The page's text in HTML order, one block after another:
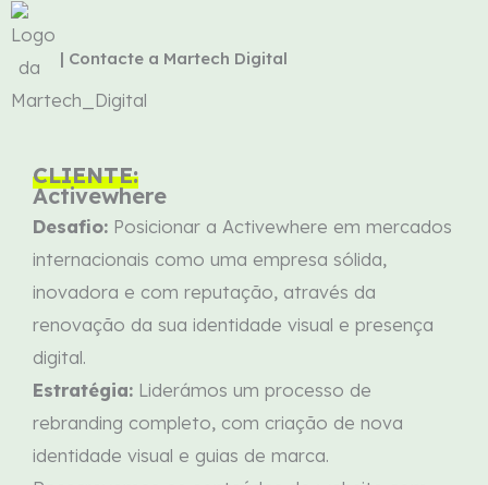
| Contacte a Martech Digital
CLIENTE:
Activewhere
Desafio: Posicionar a Activewhere em mercados
internacionais como uma empresa sólida,
inovadora e com reputação, através da
renovação da sua identidade visual e presença
digital.
Estratégia: Liderámos um processo de
rebranding completo, com criação de nova
identidade visual e guias de marca.